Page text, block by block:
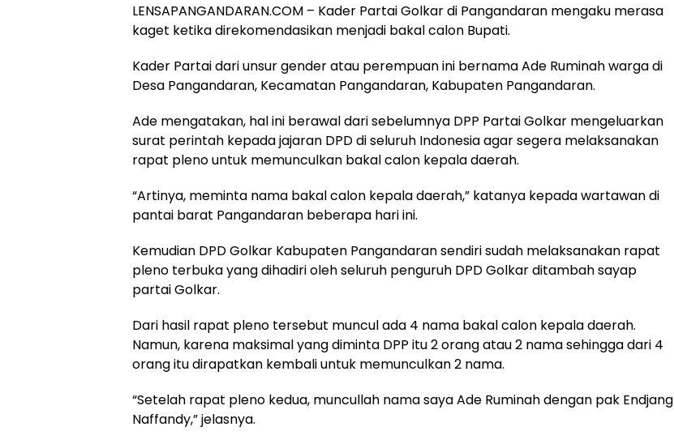
LENSAPANGANDARAN.COM – Kader Partai Golkar di Pangandaran mengaku merasa
kaget ketika direkomendasikan menjadi bakal calon Bupati.
Kader Partai dari unsur gender atau perempuan ini bernama Ade Ruminah warga di
Desa Pangandaran, Kecamatan Pangandaran, Kabupaten Pangandaran.
Ade mengatakan, hal ini berawal dari sebelumnya DPP Partai Golkar mengeluarkan
surat perintah kepada jajaran DPD di seluruh Indonesia agar segera melaksanakan
rapat pleno untuk memunculkan bakal calon kepala daerah.
“Artinya, meminta nama bakal calon kepala daerah,” katanya kepada wartawan di
pantai barat Pangandaran beberapa hari ini.
Kemudian DPD Golkar Kabupaten Pangandaran sendiri sudah melaksanakan rapat
pleno terbuka yang dihadiri oleh seluruh penguruh DPD Golkar ditambah sayap
partai Golkar.
Dari hasil rapat pleno tersebut muncul ada 4 nama bakal calon kepala daerah.
Namun, karena maksimal yang diminta DPP itu 2 orang atau 2 nama sehingga dari 4
orang itu dirapatkan kembali untuk memunculkan 2 nama.
“Setelah rapat pleno kedua, muncullah nama saya Ade Ruminah dengan pak Endjang
Naffandy,” jelasnya.